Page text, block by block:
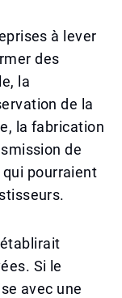
à lever
des
la
de la
la fabrication
de
pourraient
Si le
avec une